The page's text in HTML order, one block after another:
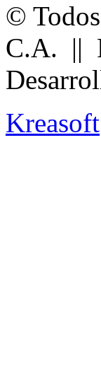
©
C.A. ||
Kreasoft